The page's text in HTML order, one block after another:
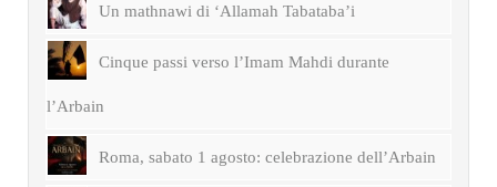
Un mathnawi di ‘Allamah Tabataba’i
Cinque passi verso l’Imam Mahdi durante
l’Arbain
Roma, sabato 1 agosto: celebrazione dell’Arbain